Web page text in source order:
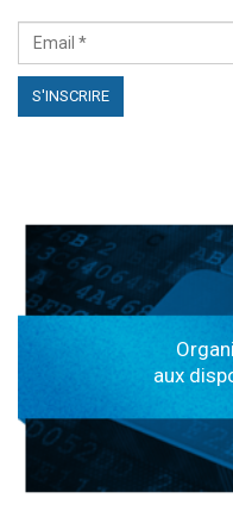
إلى المعلومة
aux